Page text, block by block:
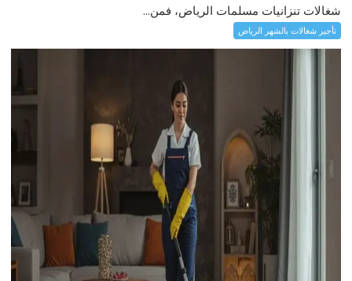
شغالات تنزانيات مسلمات الرياض، فمن...
تأجير شغالات بالشهر الرياض